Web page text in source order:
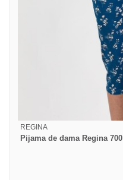
REGINA
Pijama de dama Regina 700